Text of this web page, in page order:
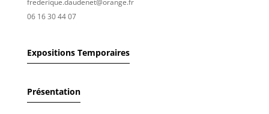
frederique.daudenet@orange.fr
06 16 30 44 07
Expositions Temporaires
Présentation